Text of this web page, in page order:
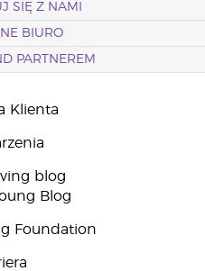
SIĘ Z NAMI
BIURO
PARTNEREM
Klienta
blog
Blog
Foundation